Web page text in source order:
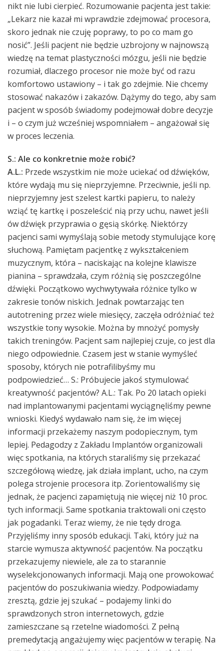
nikt nie lubi cierpieć. Rozumowanie pacjenta jest takie:
„Lekarz nie kazał mi wprawdzie zdejmować procesora,
skoro jednak nie czuję poprawy, to po co mam go
nosić”. Jeśli pacjent nie będzie uzbrojony w najnowszą
wiedzę na temat plastyczności mózgu, jeśli nie będzie
rozumiał, dlaczego procesor nie może być od razu
komfortowo ustawiony – i tak go zdejmie. Nie chcemy
stosować nakazów i zakazów. Dążymy do tego, aby sam
pacjent w sposób świadomy podejmował dobre decyzje
i – o czym już wcześniej wspomniałem – angażował się
w proces leczenia.
S.: Ale co konkretnie może robić?
A.L.: Przede wszystkim nie może uciekać od dźwięków,
które wydają mu się nieprzyjemne. Przeciwnie, jeśli np.
nieprzyjemny jest szelest kartki papieru, to należy
wziąć tę kartkę i poszeleścić nią przy uchu, nawet jeśli
ów dźwięk przyprawia o gęsią skórkę. Niektórzy
pacjenci sami wymyślają sobie metody stymulujące korę
słuchową. Pamiętam pacjentkę z wykształceniem
muzycznym, która – naciskając na kolejne klawisze
pianina – sprawdzała, czym różnią się poszczególne
dźwięki. Początkowo wychwytywała różnice tylko w
zakresie tonów niskich. Jednak powtarzając ten
autotrening przez wiele miesięcy, zaczęła odróżniać też
wszystkie tony wysokie. Można by mnożyć pomysły
takich treningów. Pacjent sam najlepiej czuje, co jest dla
niego odpowiednie. Czasem jest w stanie wymyśleć
sposoby, których nie potrafilibyśmy mu
podpowiedzieć… S.: Próbujecie jakoś stymulować
kreatywność pacjentów? A.L.: Tak. Po 20 latach opieki
nad implantowanymi pacjentami wyciągnęliśmy pewne
wnioski. Kiedyś wydawało nam się, że im więcej
informacji przekażemy naszym podopiecznym, tym
lepiej. Pedagodzy z Zakładu Implantów organizowali
więc spotkania, na których staraliśmy się przekazać
szczegółową wiedzę, jak działa implant, ucho, na czym
polega strojenie procesora itp. Zorientowaliśmy się
jednak, że pacjenci zapamiętują nie więcej niż 10 proc.
tych informacji. Same spotkania traktowali oni często
jak pogadanki. Teraz wiemy, że nie tędy droga.
Przyjęliśmy inny sposób edukacji. Taki, który już na
starcie wymusza aktywność pacjentów. Na początku
przekazujemy niewiele, ale za to starannie
wyselekcjonowanych informacji. Mają one prowokować
pacjentów do poszukiwania wiedzy. Podpowiadamy
zresztą, gdzie jej szukać – podajemy linki do
sprawdzonych stron internetowych, gdzie
zamieszczane są rzetelne wiadomości. Z pełną
premedytacją angażujemy więc pacjentów w terapię. Na